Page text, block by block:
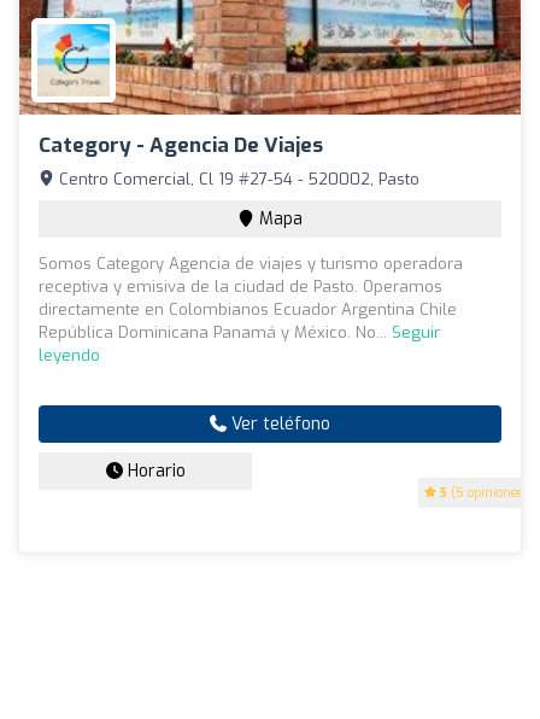
Category - Agencia De Viajes
5 (5 opiniones)
Centro Comercial, Cl 19 #27-54 - 520002, Pasto
Mapa
Somos Category Agencia de viajes y turismo operadora
receptiva y emisiva de la ciudad de Pasto. Operamos
directamente en Colombianos Ecuador Argentina Chile
República Dominicana Panamá y México. No... Seguir
leyendo
Ver teléfono
Horario